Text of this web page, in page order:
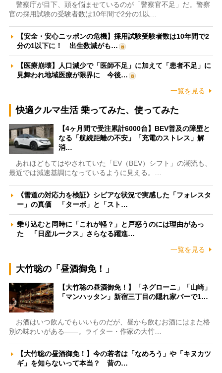
警察庁が目下、頭を悩ませているのが「警察官不足」だ。警察
官の採用試験の受験者数は10年間で2分の1以…
【安全・安心ニッポンの危機】採用試験受験者数は10年間で2
分の1以下に！ 出生数減がも…
【医療崩壊】人口減少で「医師不足」に加えて「患者不足」に
見舞われ地域医療が限界に 今後…
一覧を見る
快適クルマ生活 乗ってみた、使ってみた
【4ヶ月間で受注累計6000台】BEV普及の障壁と
なる「航続距離の不安」「充電のストレス」解
消…
あれほどもてはやされていた「EV（BEV）シフト」の潮流も、
最近では減速基調になっているように見える。…
《雪道の対応力を検証》シビアな状況で実感した「フォレスタ
ー」の真価 「ターボ」と「スト…
乗り込むと同時に「これが軽？」と戸惑うのには理由があっ
た 「日産ルークス」さらなる躍進…
一覧を見る
大竹聡の「昼酒御免！」
【大竹聡の昼酒御免！】「ネグローニ」「山崎」
「マンハッタン」新宿三丁目の隠れ家バーで1…
お酒はいつ飲んでもいいものだが、昼から飲むお酒にはまた格
別の味わいがある――。ライター・作家の大竹…
【大竹聡の昼酒御免！】今の若者は「なめろう」や「キヌカツ
ギ」を知らないって本当？ 昔の…